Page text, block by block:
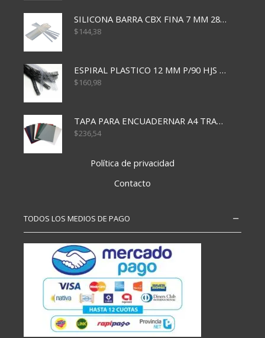
SILICONA BARRA CBX FINA 7 MM 28 CM
$144,38
ESPIRAL PLASTICO 12 MM P/90 HJS X50X1500
$160,98
TAPA PARA ENCUADERNAR A4 TRANSP x50x500
$236,54
Política de privacidad
Contacto
TODOS LOS MEDIOS DE PAGO